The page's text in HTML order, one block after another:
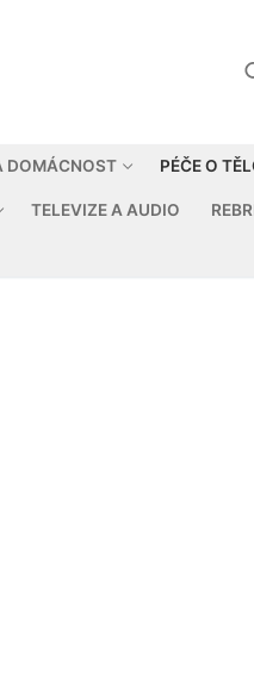
DOMÁCNOST PÉČE O
TELEVIZE A AUDIO